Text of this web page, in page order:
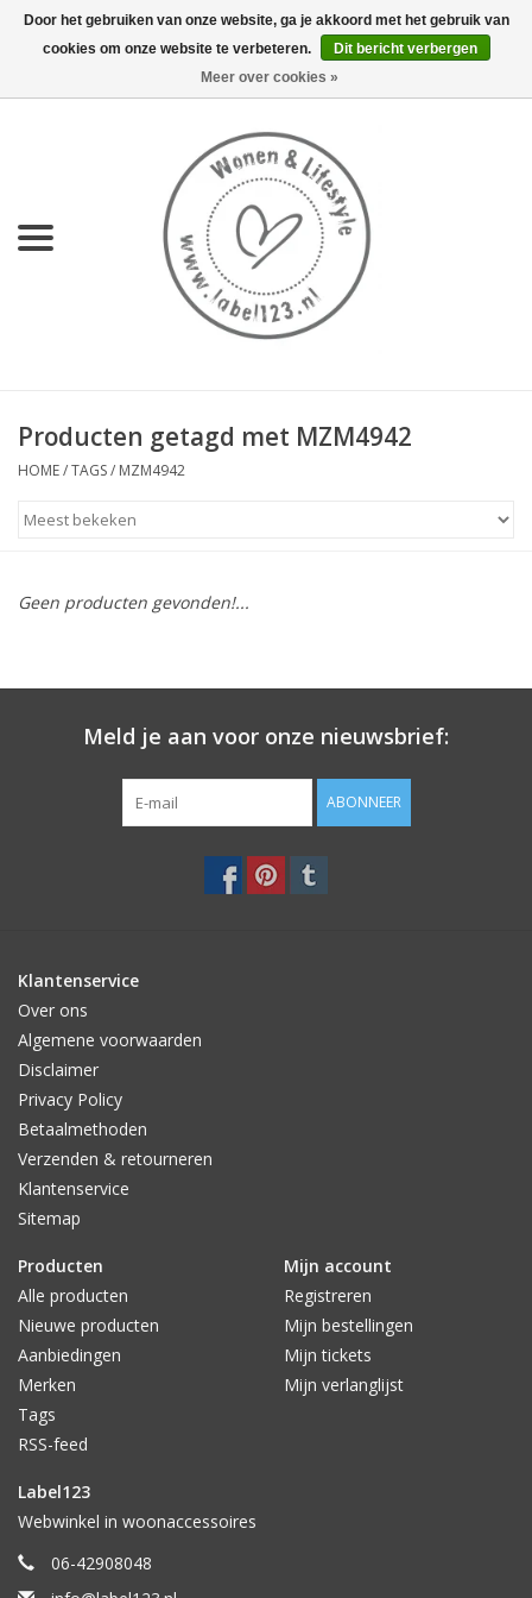
0 Artikelen - €0,00
KEUKEN
LIFESTYLE
MEUBELS
Producten getagd met MZM4942
HOME/TAGS/ MZM4942
Geen producten gevonden!...
Meld je aan voor onze nieuwsbrief:
ABONNEER
Klantenservice
Over ons
Algemene voorwaarden
Disclaimer
Privacy Policy
Betaalmethoden
Verzenden & retourneren
Klantenservice
Sitemap
Producten
Alle producten
Nieuwe producten
Aanbiedingen
Merken
Tags
RSS-feed
Mijn account
Registreren
Mijn bestellingen
Mijn tickets
Mijn verlanglijst
Label123
Webwinkel in woonaccessoires
06-42908048
Door het gebruiken van onze website, ga je akkoord met het gebruik van
cookies om onze website te verbeteren.
Dit bericht verbergen
Meer over cookies »